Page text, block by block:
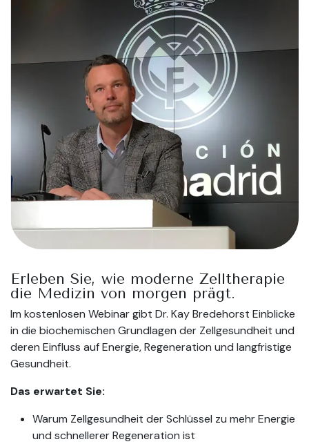
Erleben Sie, wie moderne Zelltherapie
die Medizin von morgen prägt.
Im kostenlosen Webinar gibt Dr. Kay Bredehorst Einblicke
in die biochemischen Grundlagen der Zellgesundheit und
deren Einfluss auf Energie, Regeneration und langfristige
Gesundheit.
Das erwartet Sie:
Warum Zellgesundheit der Schlüssel zu mehr Energie
und schnellerer Regeneration ist